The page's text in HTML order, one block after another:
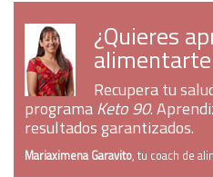
¿Quieres
Recupera tu
programaKeto 90.
resultados garantizados.
Mariaximena Garavito, tu coach de